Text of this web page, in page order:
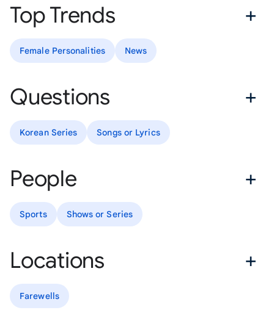
Top Trends
Female Personalities News
Questions
Korean Series Songs or Lyrics
People
Sports Shows or Series
Locations
Farewells